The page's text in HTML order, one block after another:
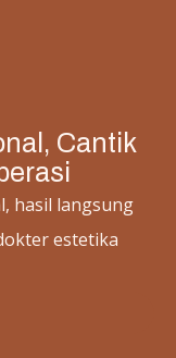
Cantik
hasil langsung
estetika